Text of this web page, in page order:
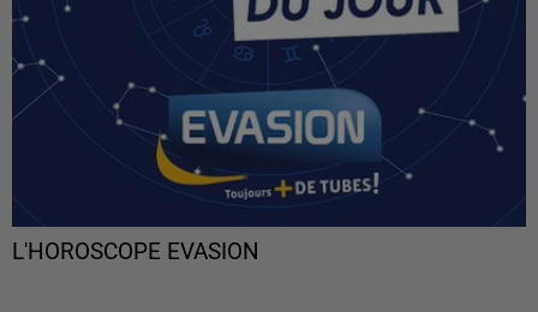
L'HOROSCOPE EVASION